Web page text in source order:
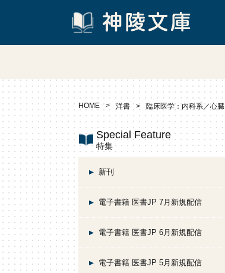
HOME 洋書 臨床医学：内科系／心臓
Special Feature
特集
新刊
電子書籍 医書JP 7月新規配信
電子書籍 医書JP 6月新規配信
電子書籍 医書JP 5月新規配信